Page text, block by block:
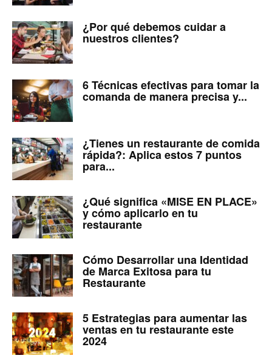
¿Por qué debemos cuidar a
nuestros clientes?
6 Técnicas efectivas para tomar la
comanda de manera precisa y...
¿Tienes un restaurante de comida
rápida?: Aplica estos 7 puntos
para...
¿Qué significa «MISE EN PLACE»
y cómo aplicarlo en tu
restaurante
Cómo Desarrollar una Identidad
de Marca Exitosa para tu
Restaurante
5 Estrategias para aumentar las
ventas en tu restaurante este
2024